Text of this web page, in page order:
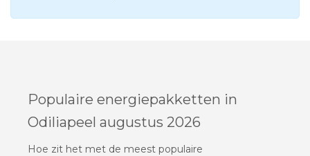
Populaire energiepakketten in
Odiliapeel augustus 2026
Hoe zit het met de meest populaire